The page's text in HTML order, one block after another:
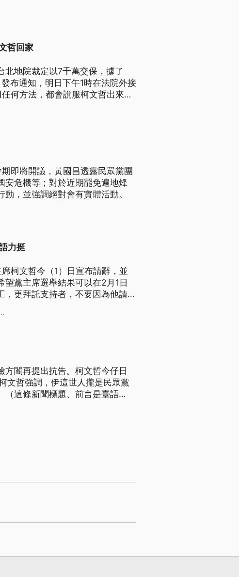
哲回家
北地院裁定以7千萬交保，據了
布通知，明日下午1時在法院外接
何方法，都會說服柯文哲出來。
即將開議，黃國昌透露民眾黨團
安危機等；對於近期罷免遍地烽
，並強調絕對會有實體活動。
力挺
柯文哲今（1）日宣布請辭，並
黨主席選舉結果可以在2月1日
更拜託支持者，不要因為他請辭
方閣再提出抗告。柯文哲今仔日
文哲強調，伊這世人攏是民眾黨
（這條新聞標題、前言是臺語